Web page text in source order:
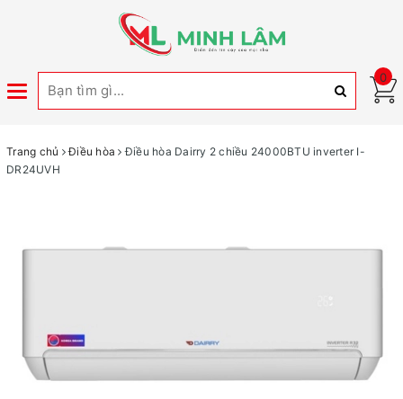
Toggle
0
Trang chủ Điều hòa
Điều hòa Dairry 2 chiều 24000BTU inverter I-
DR24UVH